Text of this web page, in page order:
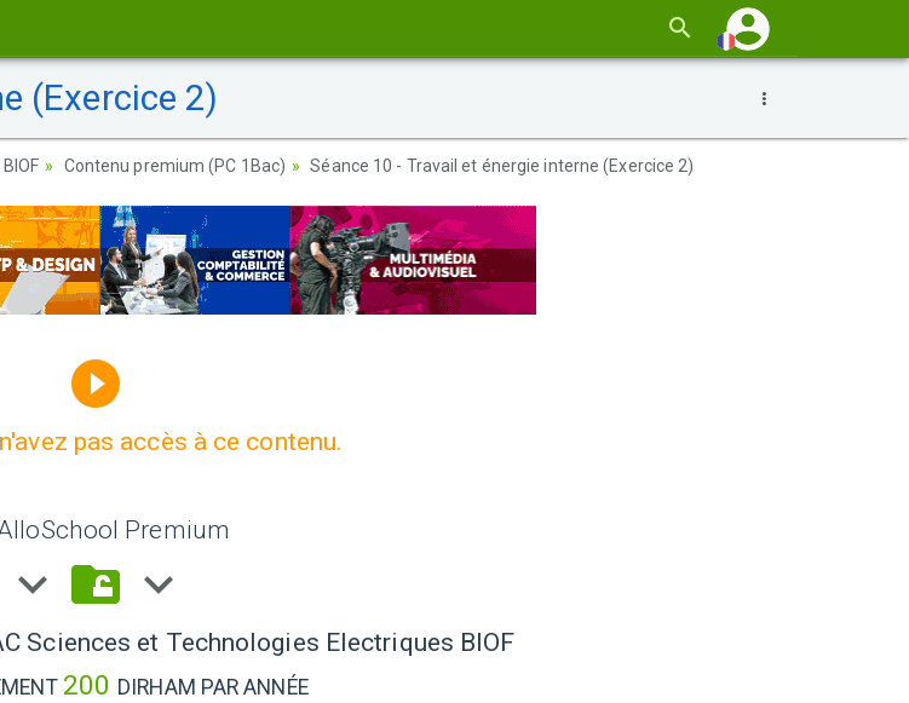
(Exercice 2)
Contenu premium (PC 1Bac) Séance 10 - Travail et énergie interne (Exercice 2)
pas accès à ce contenu.
Premium
Sciences et Technologies Electriques BIOF
200 DIRHAM PAR ANNÉE